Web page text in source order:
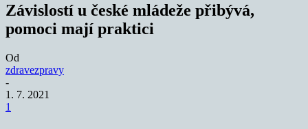
Závislostí u české mládeže přibývá,
pomoci mají praktici
Od
zdravezpravy
-
1. 7. 2021
1